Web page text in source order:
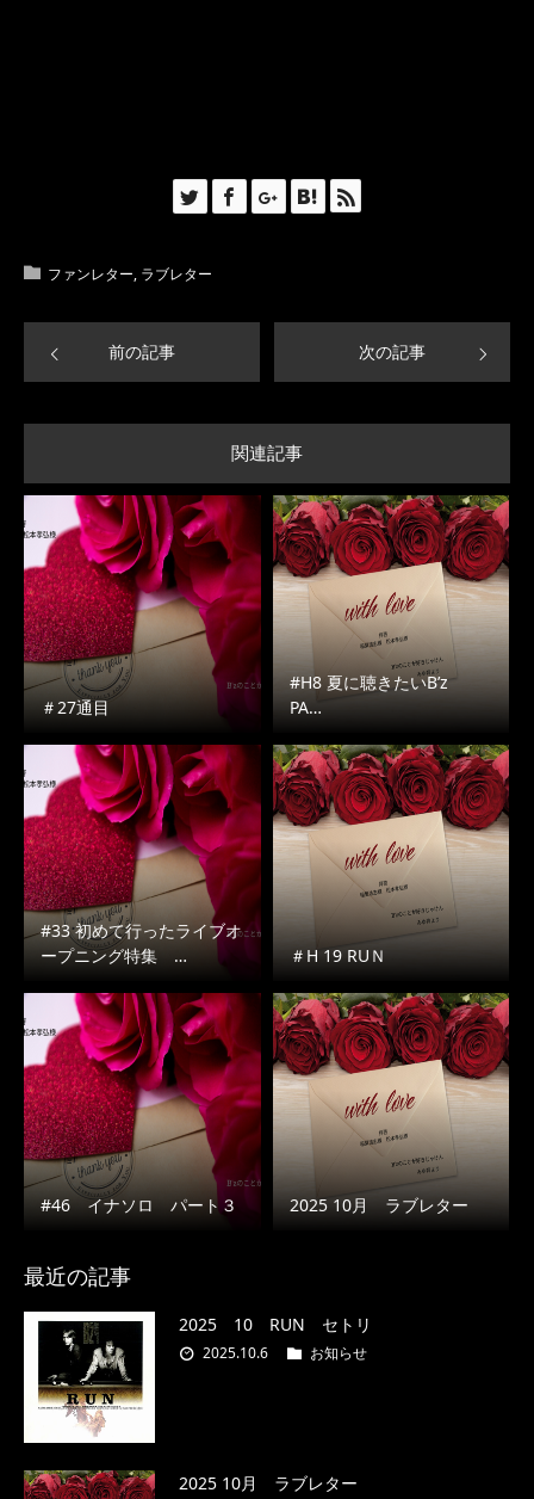
ファンレター, ラブレター
前の記事 次の記事
関連記事
＃27通目
#H8 夏に聴きたいB’z
PA…
#33 初めて行ったライブオ
ープニング特集 …
＃H 19 RUＮ
#46 イナソロ パート３ 2025 10月 ラブレター
最近の記事
2025 10 RUN セトリ
2025.10.6 お知らせ
2025 10月 ラブレター